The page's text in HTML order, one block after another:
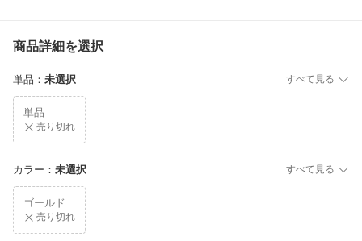
商品詳細を選択
単品 ： 未選択 すべて見る
単品
売り切れ
カラー ： 未選択 すべて見る
ゴールド
売り切れ